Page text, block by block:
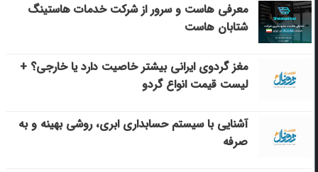
معرفی هاست و سرور از شرکت خدمات هاستینگ
شتابان هاست
مغز گردوی ایرانی بیشتر خاصیت دارد یا خارجی؟ +
لیست قیمت انواع گردو
آشنایی با سیستم حسابداری ابری، روشی بهینه و به
صرفه